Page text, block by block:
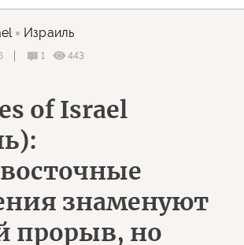
Израиль
1
443
of Israel
знаменуют
прорыв, но